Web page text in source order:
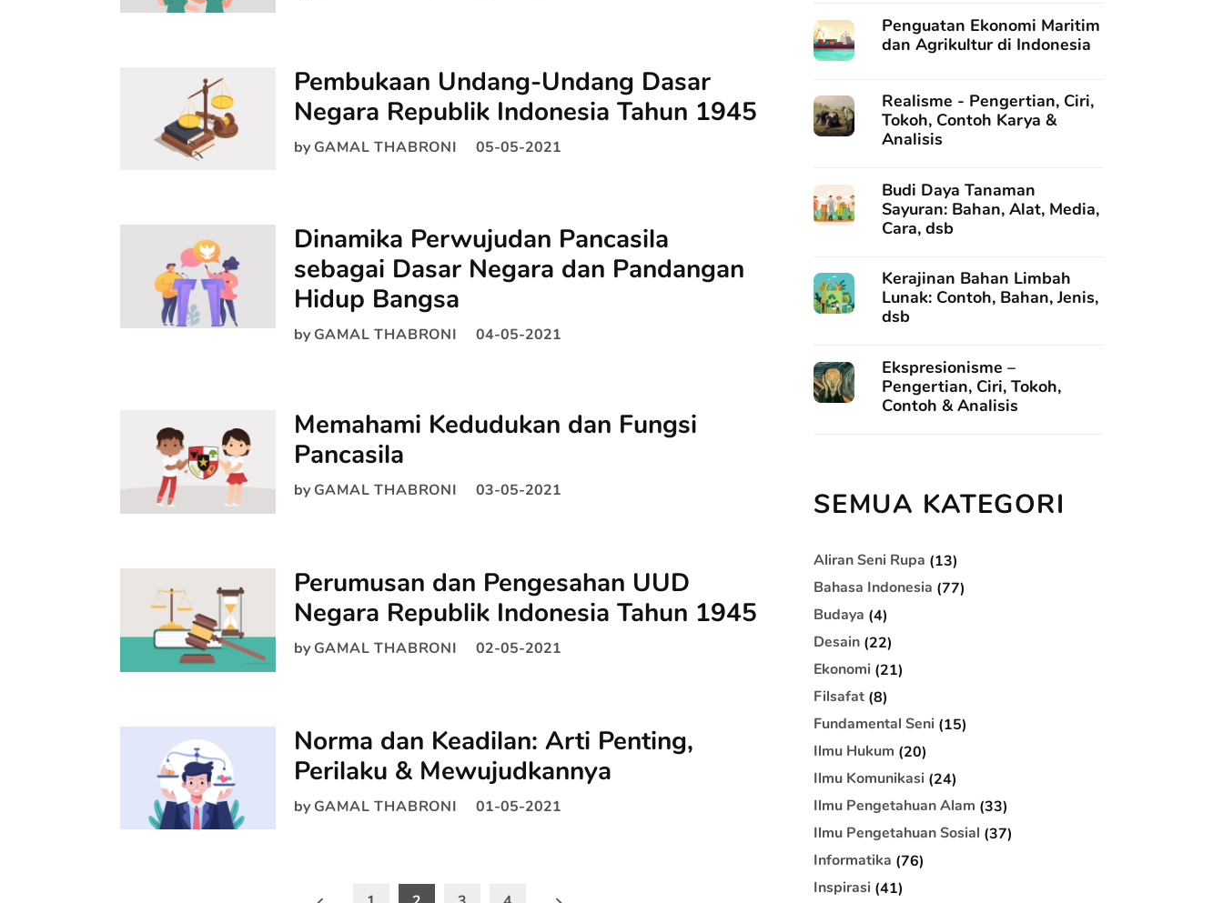
Pembukaan Undang-Undang Dasar
Negara Republik Indonesia Tahun 1945
by GAMAL THABRONI 05-05-2021
Dinamika Perwujudan Pancasila
sebagai Dasar Negara dan Pandangan
Hidup Bangsa
by GAMAL THABRONI 04-05-2021
Memahami Kedudukan dan Fungsi
Pancasila
by GAMAL THABRONI 03-05-2021
Perumusan dan Pengesahan UUD
Negara Republik Indonesia Tahun 1945
by GAMAL THABRONI 02-05-2021
Norma dan Keadilan: Arti Penting,
Perilaku & Mewujudkannya
by GAMAL THABRONI 01-05-2021
Penguatan Ekonomi Maritim
dan Agrikultur di Indonesia
Realisme - Pengertian, Ciri,
Tokoh, Contoh Karya &
Analisis
Budi Daya Tanaman
Sayuran: Bahan, Alat, Media,
Cara, dsb
Kerajinan Bahan Limbah
Lunak: Contoh, Bahan, Jenis,
dsb
Ekspresionisme –
Pengertian, Ciri, Tokoh,
Contoh & Analisis
SEMUA KATEGORI
Aliran Seni Rupa (13)
Bahasa Indonesia (77)
Budaya (4)
Desain (22)
Ekonomi (21)
Filsafat (8)
Fundamental Seni (15)
Ilmu Hukum (20)
Ilmu Komunikasi (24)
Ilmu Pengetahuan Alam (33)
Ilmu Pengetahuan Sosial (37)
Informatika (76)
Inspirasi (41)